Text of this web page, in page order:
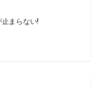
まらない!